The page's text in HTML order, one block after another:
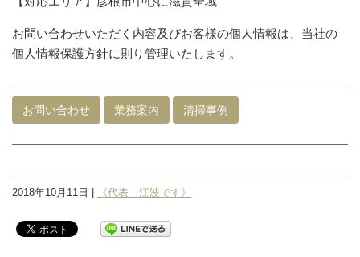
お問い合わせいただく内容及びお客様の個人情報は、当社の
個人情報保護方針に則り管理いたします。
お問い合わせ 業務案内 清掃事例
2018年10月11日 | 《代表 江波です》